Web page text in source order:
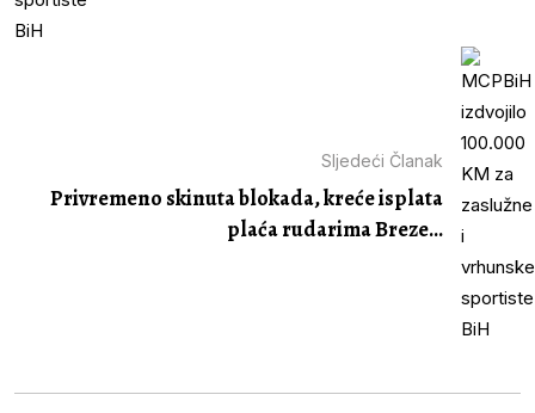
Sljedeći Članak
Privremeno skinuta blokada, kreće isplata
plaća rudarima Breze...